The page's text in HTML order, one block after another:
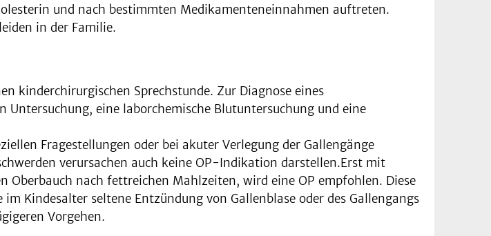
und nach bestimmten Medikamenteneinnahmen auftreten.
in der Familie.
kinderchirurgischen Sprechstunde. Zur Diagnose eines
eine laborchemische Blutuntersuchung und eine
Fragestellungen oder bei akuter Verlegung der Gallengänge
verursachen auch keine OP-Indikation darstellen.Erst mit
Oberbauch nach fettreichen Mahlzeiten, wird eine OP empfohlen. Diese
Kindesalter seltene Entzündung von Gallenblase oder des Gallengangs
Vorgehen.